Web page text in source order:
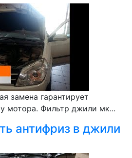
замена гарантирует
мотора. Фильтр джили мк...
антифриз в джили